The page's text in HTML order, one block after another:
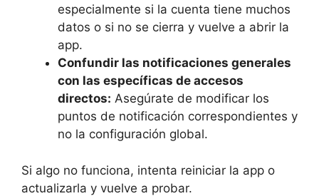
especialmente si la cuenta tiene muchos
datos o si no se cierra y vuelve a abrir la
app.
Confundir las notificaciones generales
con las específicas de accesos
directos: Asegúrate de modificar los
puntos de notificación correspondientes y
no la configuración global.
Si algo no funciona, intenta reiniciar la app o
actualizarla y vuelve a probar.